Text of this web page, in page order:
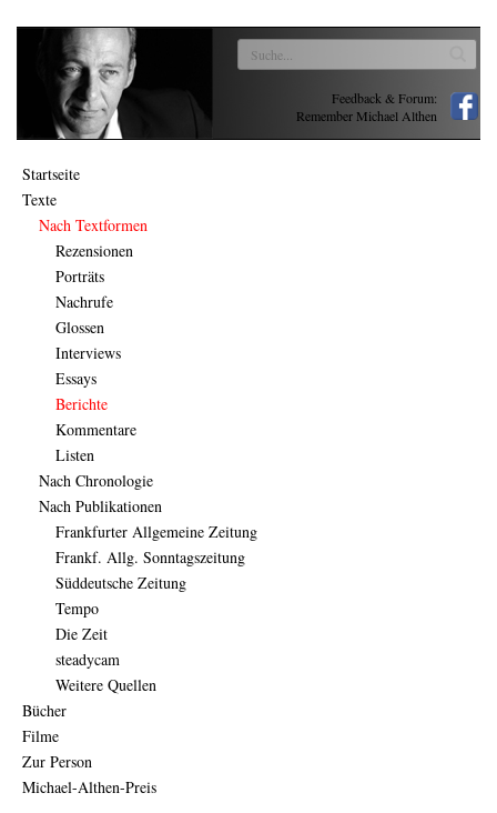
Feedback & Forum:
Remember Michael Althen
Startseite
Texte
Nach Textformen
Rezensionen
Porträts
Nachrufe
Glossen
Interviews
Essays
Berichte
Kommentare
Listen
Nach Chronologie
Nach Publikationen
Frankfurter Allgemeine Zeitung
Frankf. Allg. Sonntagszeitung
Süddeutsche Zeitung
Tempo
Die Zeit
steadycam
Weitere Quellen
Bücher
Filme
Zur Person
Michael-Althen-Preis